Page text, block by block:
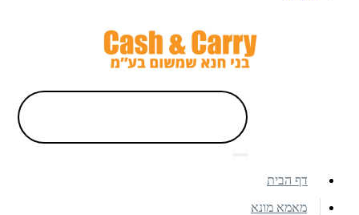
דף הבית
מאמא מונא